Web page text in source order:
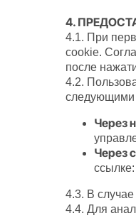
4.
4.1. При
cookie.
после
4.2.
следующими
Через
Через
ссылке:
4.3. В
4.4. Для